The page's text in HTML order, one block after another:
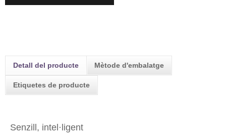
Detall del producte Mètode d'embalatge
Etiquetes de producte
Senzill, intel·ligent